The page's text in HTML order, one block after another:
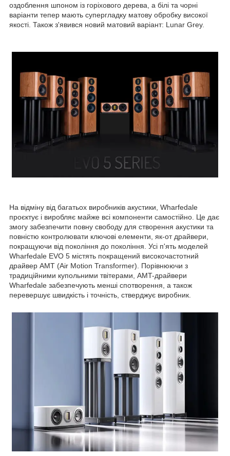
оздоблення шпоном із горіхового дерева, а білі та чорні
варіанти тепер мають супергладку матову обробку високої
якості. Також з'явився новий матовий варіант: Lunar Grey.
На відміну від багатьох виробників акустики, Wharfedale
проєктує і виробляє майже всі компоненти самостійно. Це дає
змогу забезпечити повну свободу для створення акустики та
повністю контролювати ключові елементи, як-от драйвери,
покращуючи від покоління до покоління. Усі п'ять моделей
Wharfedale EVO 5 містять покращений високочастотний
драйвер AMT (Air Motion Transformer). Порівнюючи з
традиційними купольними твітерами, AMT-драйвери
Wharfedale забезпечують менші спотворення, а також
перевершує швидкість і точність, стверджує виробник.